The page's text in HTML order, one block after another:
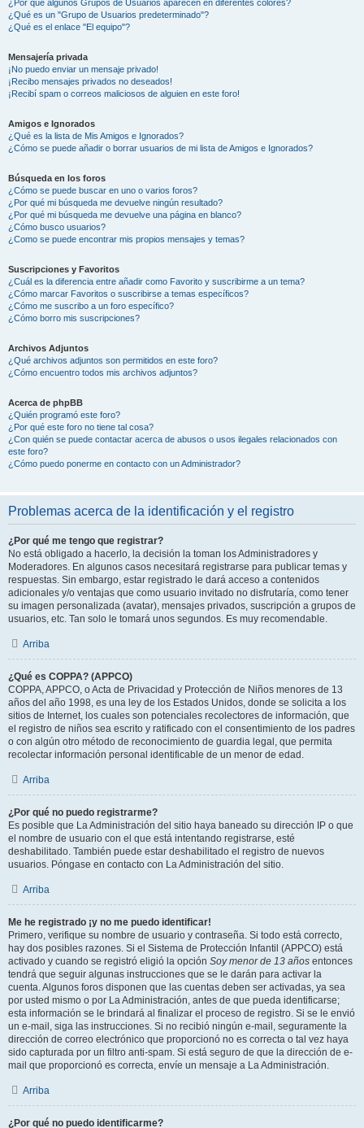
¿Por qué algunos Grupos de Usuarios aparecen en diferentes colores?
¿Qué es un "Grupo de Usuarios predeterminado"?
¿Qué es el enlace "El equipo"?
Mensajería privada
¡No puedo enviar un mensaje privado!
¡Recibo mensajes privados no deseados!
¡Recibí spam o correos maliciosos de alguien en este foro!
Amigos e Ignorados
¿Qué es la lista de Mis Amigos e Ignorados?
¿Cómo se puede añadir o borrar usuarios de mi lista de Amigos e Ignorados?
Búsqueda en los foros
¿Cómo se puede buscar en uno o varios foros?
¿Por qué mi búsqueda me devuelve ningún resultado?
¿Por qué mi búsqueda me devuelve una página en blanco?
¿Cómo busco usuarios?
¿Como se puede encontrar mis propios mensajes y temas?
Suscripciones y Favoritos
¿Cuál es la diferencia entre añadir como Favorito y suscribirme a un tema?
¿Cómo marcar Favoritos o suscribirse a temas específicos?
¿Cómo me suscribo a un foro específico?
¿Cómo borro mis suscripciones?
Archivos Adjuntos
¿Qué archivos adjuntos son permitidos en este foro?
¿Cómo encuentro todos mis archivos adjuntos?
Acerca de phpBB
¿Quién programó este foro?
¿Por qué este foro no tiene tal cosa?
¿Con quién se puede contactar acerca de abusos o usos ilegales relacionados con
este foro?
¿Cómo puedo ponerme en contacto con un Administrador?
Problemas acerca de la identificación y el registro
¿Por qué me tengo que registrar?
No está obligado a hacerlo, la decisión la toman los Administradores y
Moderadores. En algunos casos necesitará registrarse para publicar temas y
respuestas. Sin embargo, estar registrado le dará acceso a contenidos
adicionales y/o ventajas que como usuario invitado no disfrutaría, como tener
su imagen personalizada (avatar), mensajes privados, suscripción a grupos de
usuarios, etc. Tan solo le tomará unos segundos. Es muy recomendable.
Arriba
¿Qué es COPPA? (APPCO)
COPPA, APPCO, o Acta de Privacidad y Protección de Niños menores de 13
años del año 1998, es una ley de los Estados Unidos, donde se solicita a los
sitios de Internet, los cuales son potenciales recolectores de información, que
el registro de niños sea escrito y ratificado con el consentimiento de los padres
o con algún otro método de reconocimiento de guardia legal, que permita
recolectar información personal identificable de un menor de edad.
Arriba
¿Por qué no puedo registrarme?
Es posible que La Administración del sitio haya baneado su dirección IP o que
el nombre de usuario con el que está intentando registrarse, esté
deshabilitado. También puede estar deshabilitado el registro de nuevos
usuarios. Póngase en contacto con La Administración del sitio.
Arriba
Me he registrado ¡y no me puedo identificar!
Primero, verifique su nombre de usuario y contraseña. Si todo está correcto,
hay dos posibles razones. Si el Sistema de Protección Infantil (APPCO) está
activado y cuando se registró eligió la opción Soy menor de 13 años entonces
tendrá que seguir algunas instrucciones que se le darán para activar la
cuenta. Algunos foros disponen que las cuentas deben ser activadas, ya sea
por usted mismo o por La Administración, antes de que pueda identificarse;
esta información se le brindará al finalizar el proceso de registro. Si se le envió
un e-mail, siga las instrucciones. Si no recibió ningún e-mail, seguramente la
dirección de correo electrónico que proporcionó no es correcta o tal vez haya
sido capturada por un filtro anti-spam. Si está seguro de que la dirección de e-
mail que proporcionó es correcta, envíe un mensaje a La Administración.
Arriba
¿Por qué no puedo identificarme?